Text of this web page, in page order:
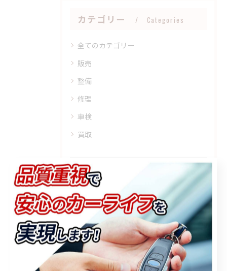
カテゴリー Categories
全てのカテゴリー
販売
整備
修理
車検
買取
最近の投稿 Recent Posts
2026/08/06